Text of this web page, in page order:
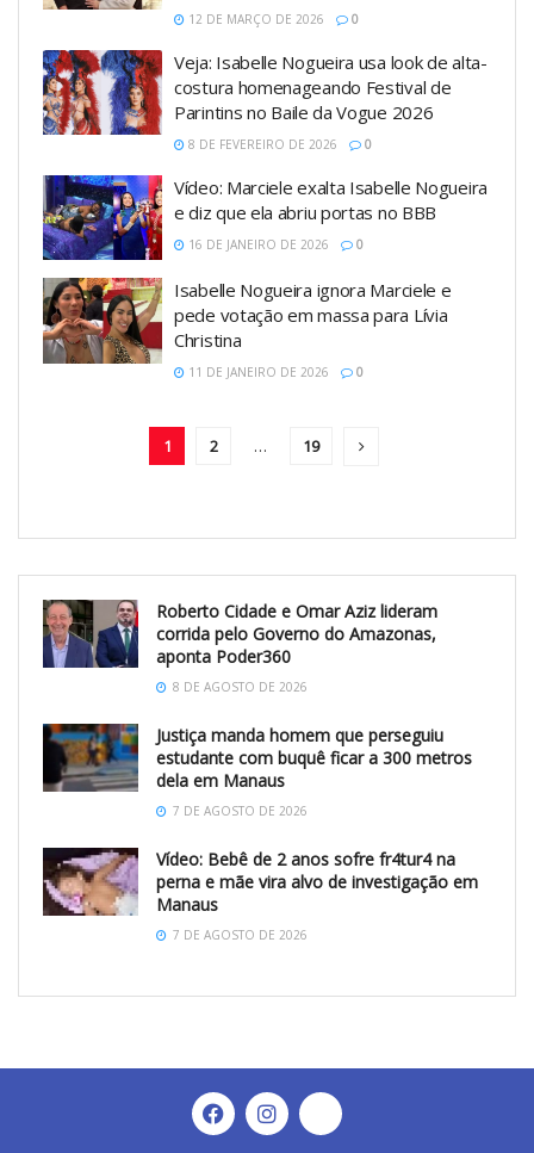
12 DE MARÇO DE 2026 0
Veja: Isabelle Nogueira usa look de alta-
costura homenageando Festival de
Parintins no Baile da Vogue 2026
8 DE FEVEREIRO DE 2026 0
Vídeo: Marciele exalta Isabelle Nogueira
e diz que ela abriu portas no BBB
16 DE JANEIRO DE 2026 0
Isabelle Nogueira ignora Marciele e
pede votação em massa para Lívia
Christina
11 DE JANEIRO DE 2026 0
1 2 … 19
Roberto Cidade e Omar Aziz lideram
corrida pelo Governo do Amazonas,
aponta Poder360
8 DE AGOSTO DE 2026
Justiça manda homem que perseguiu
estudante com buquê ficar a 300 metros
dela em Manaus
7 DE AGOSTO DE 2026
Vídeo: Bebê de 2 anos sofre fr4tur4 na
perna e mãe vira alvo de investigação em
Manaus
7 DE AGOSTO DE 2026